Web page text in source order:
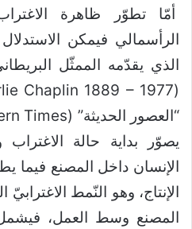
أمّا تطوّر ظاهرة
الرأسمالي فيمكن
الذي يقدّمه الممثّل
يصوّر بداية حالة
الإنسان داخل المصنع فيما
الإنتاج، وهو النّمط
المصنع وسط العمل،